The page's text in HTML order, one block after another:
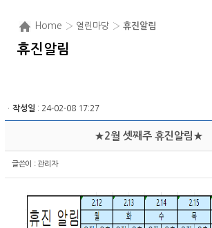
Home › 열린마당 › 휴진알림
휴진알림
ㆍ 작성일 : 24-02-08 17:27
★2월 셋째주 휴진알림★
글쓴이 :관리자